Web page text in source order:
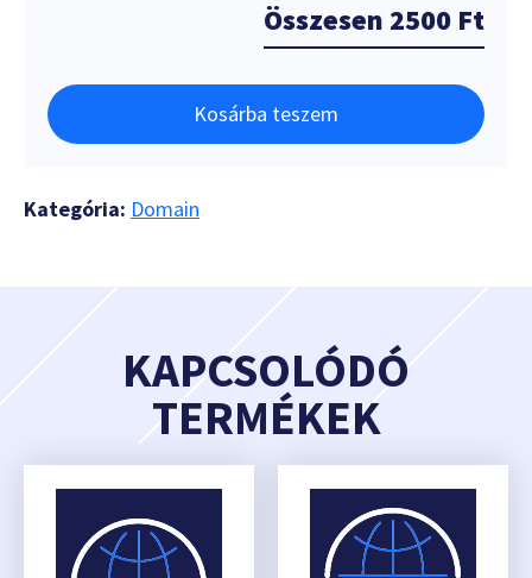
Összesen 2500 Ft
Kosárba teszem
Kategória: Domain
KAPCSOLÓDÓ
TERMÉKEK